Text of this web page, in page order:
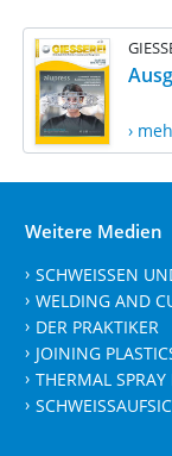
›
Weitere Medien
SCHWEISSEN
WELDING AND
DER PRAKTIKER
JOINING
THERMAL